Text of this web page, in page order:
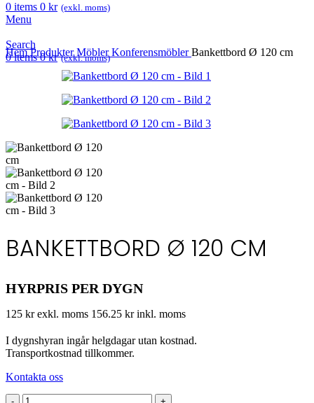
0 items 0 kr (exkl. moms)
Menu
Search
0items 0kr (exkl. moms)
HemProdukterMöblerKonferensmöblerBankettbord Ø 120 cm
BANKETTBORD Ø 120 CM
HYRPRIS PER DYGN
125 kr exkl. moms 156.25 kr inkl. moms
I dygnshyran ingår helgdagar utan kostnad.
Transportkostnad tillkommer.
Kontakta oss
Bankettbord